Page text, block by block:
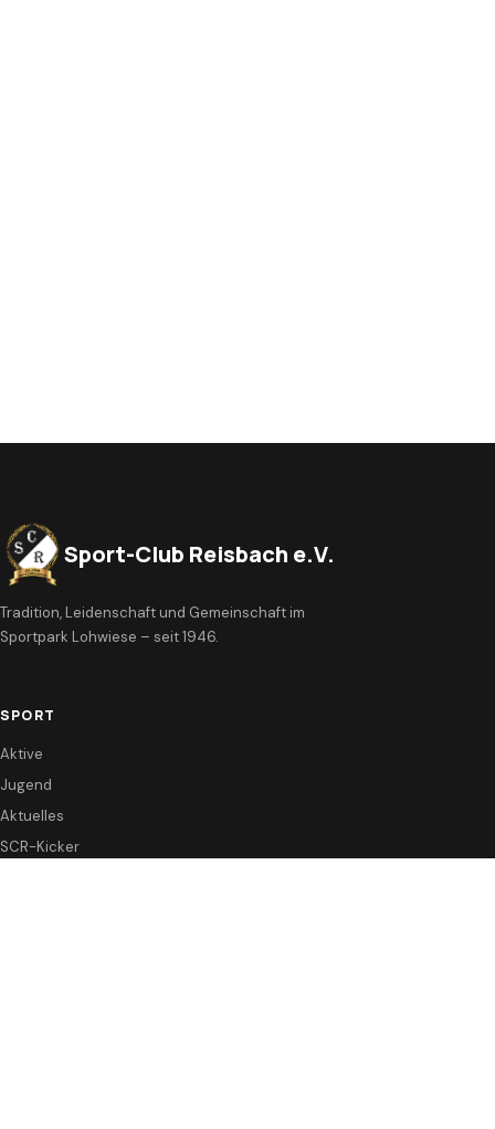
Sport-Club Reisbach e.V.
Tradition, Leidenschaft und Gemeinschaft im
Sportpark Lohwiese – seit 1946.
SPORT
Aktive
Jugend
Aktuelles
SCR-Kicker